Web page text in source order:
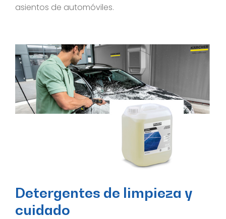
asientos de automóviles.
Detergentes de limpieza y
cuidado